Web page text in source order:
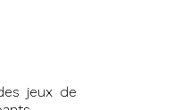
jeux de